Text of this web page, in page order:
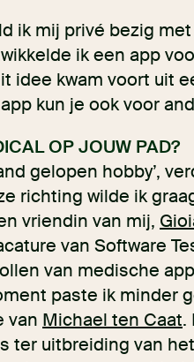
ik mij privé bezig
ik een app
idee kwam voort uit
kun je ook voor
OP JOUW PAD?
gelopen hobby’,
richting wilde ik
vriendin van mij,
van Software
van medische
paste ik minder
van Michael ten Caat.
ter uitbreiding van